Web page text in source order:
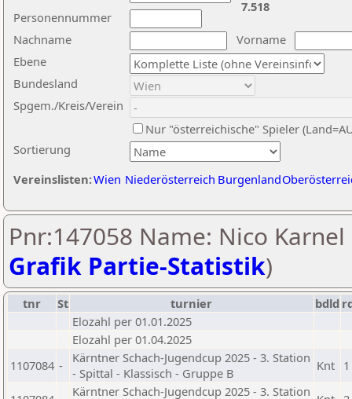
Nachname
Vorname
Ebene
Sortierung
Personennummer
Bundesland
Spgem./Kreis/Verein
Nur "österreichische" Spieler
Vereinslisten:Wien Niederösterreich Burgenland
7.518
Pnr:147058 Name: Nico Karnel
Grafik Partie-Statistik)
tnr St turnier bdld
Elozahl per 01.01.2025
Elozahl per 01.04.2025
1107084 -
Kärntner Schach-Jugendcup 2025 - 3. Station
- Spittal - Klassisch - Gruppe B
Knt 1
Kärntner Schach-Jugendcup 2025 - 3. Station